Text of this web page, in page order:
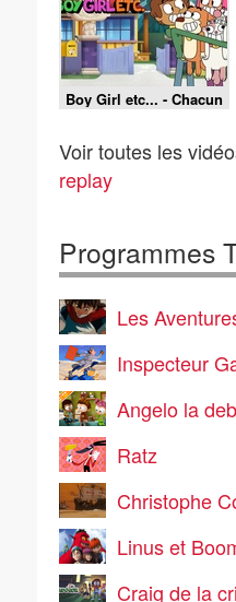
Boy Girl etc... - Chacun
sa bulle
Voir toutes les
replay
Programmes
Les Aventures
Inspecteur
Angelo la
Ratz
Christophe
Linus et
Craig de la